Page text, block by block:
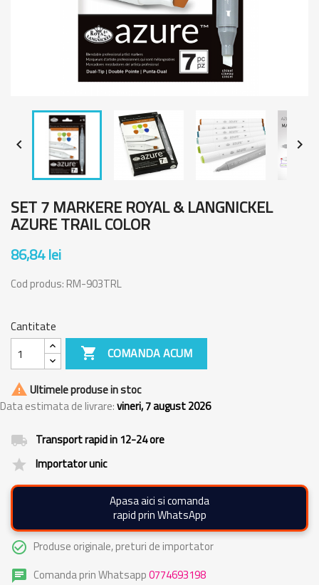
 
SET 7 MARKERE ROYAL & LANGNICKEL
AZURE TRAIL COLOR
86,84 lei
Cod produs: RM-903TRL
Cantitate
 COMANDA ACUM
 Ultimele produse in stoc
Data estimata de livrare:vineri, 7 august 2026
local_shipping Transport rapid in 12-24 ore
grade Importator unic
Apasa aici si comanda
rapid prin WhatsApp
check_circle_outline Produse originale, preturi de importator
chat Comanda prin Whatsapp0774693198